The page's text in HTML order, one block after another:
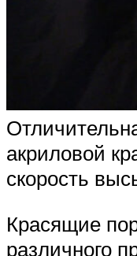
акриловой
скорость
Красящие
различного